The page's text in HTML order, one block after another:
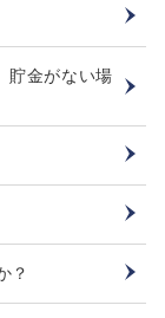
貯金がない場
？